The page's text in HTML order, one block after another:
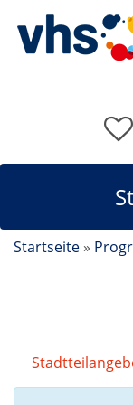
Startseite »